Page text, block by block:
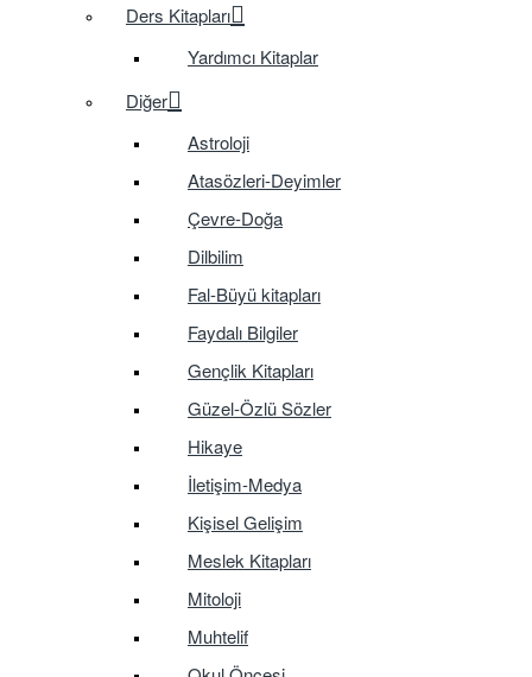
Ders Kitapları
Yardımcı Kitaplar
Diğer
Astroloji
Atasözleri-Deyimler
Çevre-Doğa
Dilbilim
Fal-Büyü kitapları
Faydalı Bilgiler
Gençlik Kitapları
Güzel-Özlü Sözler
Hikaye
İletişim-Medya
Kişisel Gelişim
Meslek Kitapları
Mitoloji
Muhtelif